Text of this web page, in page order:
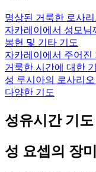
명상된 거룩한 로사리
자카레이에서 성모님
봉헌 및 기타 기도
자카레이에서 주어진
거룩한 시간에 대한
성 루시아의 로사리
다양한 기도
성유시간 기도
성 요셉의 장